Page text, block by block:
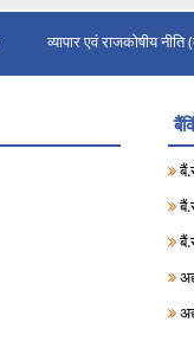
व्‍यापार एवं राजको‍षीय नीति